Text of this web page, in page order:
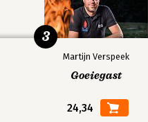
Martijn Verspeek
Goeiegast
24,34
3